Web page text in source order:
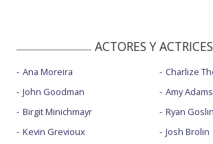
ACTORES Y ACTRICES
Ana Moreira
John Goodman
Birgit Minichmayr
Kevin Grevioux
Charlize
Amy Adams
Ryan
Josh Brolin